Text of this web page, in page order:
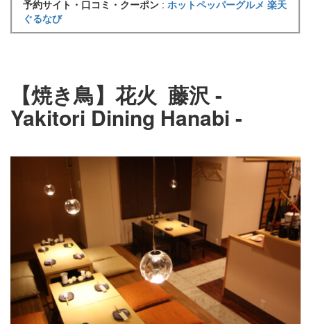
予約サイト・口コミ・クーポン : ホットペッパーグルメ 楽天
ぐるなび
【焼き鳥】花火 藤沢 -
Yakitori Dining Hanabi -